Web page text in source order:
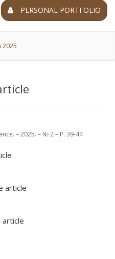
PERSONAL PORTFOLIO
– 2025. – № 2 – P. 39-44
article
article